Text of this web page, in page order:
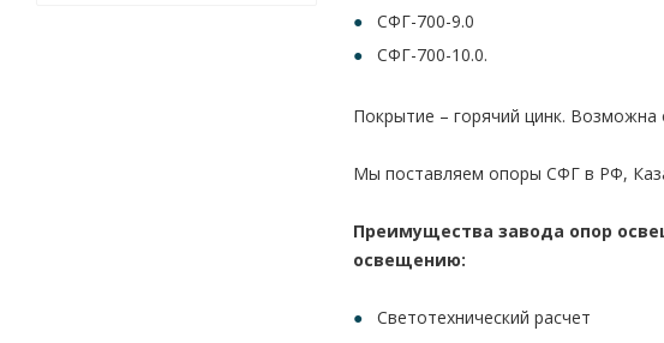
СФГ-700-9.0
СФГ-700-10.0.
Покрытие – горячий цинк. Возможна
Мы поставляем опоры СФГ в РФ,
Преимущества завода опор
освещению:
Светотехнический расчет